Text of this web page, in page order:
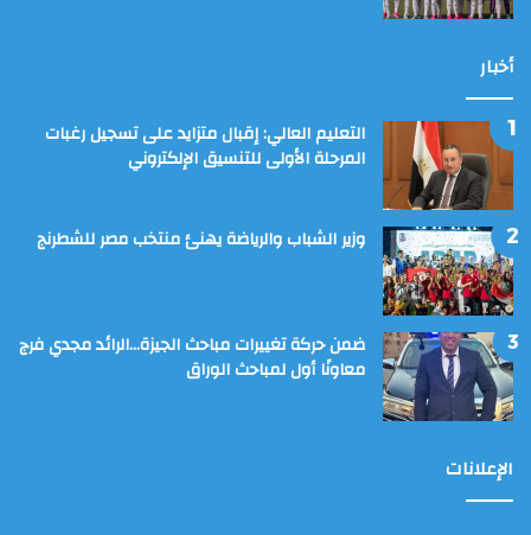
أخبار
التعليم العالي: إقبال متزايد على تسجيل رغبات
المرحلة الأولى للتنسيق الإلكتروني
وزير الشباب والرياضة يهنئ منتخب مصر للشطرنج
ضمن حركة تغييرات مباحث الجيزة…الرائد مجدي فرج
معاونًا أول لمباحث الوراق
الإعلانات